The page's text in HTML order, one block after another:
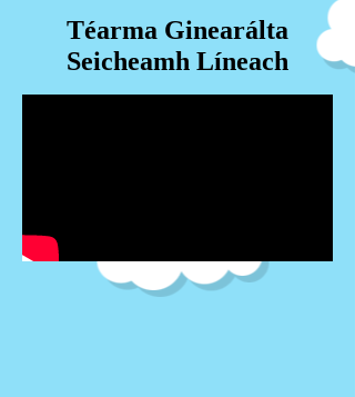
Téarma Ginearálta
Seicheamh Líneach